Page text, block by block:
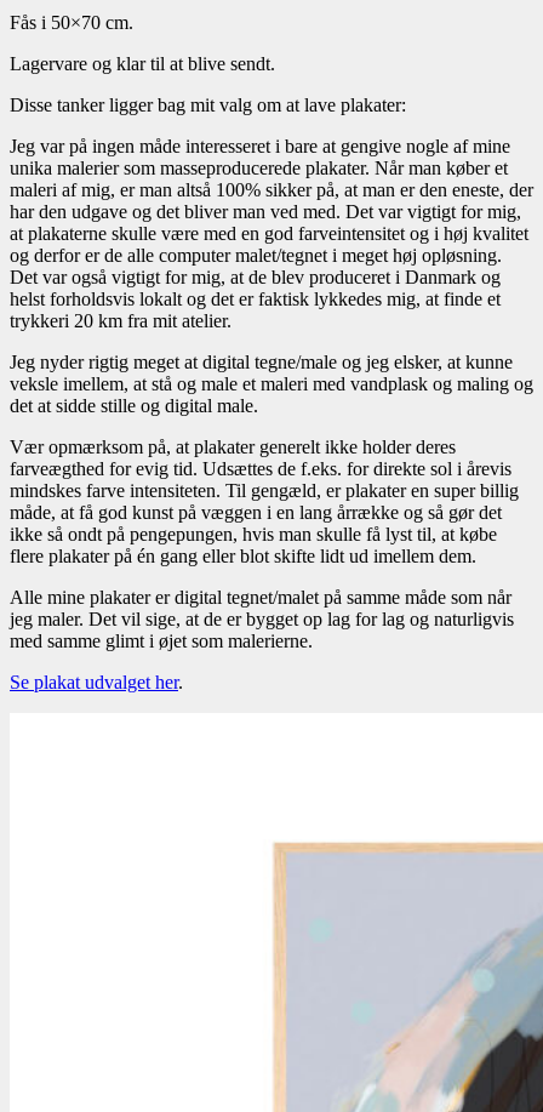
Fås i 50×70 cm.
Lagervare og klar til at blive sendt.
Disse tanker ligger bag mit valg om at lave plakater:
Jeg var på ingen måde interesseret i bare at gengive nogle af mine
unika malerier som masseproducerede plakater. Når man køber et
maleri af mig, er man altså 100% sikker på, at man er den eneste, der
har den udgave og det bliver man ved med. Det var vigtigt for mig,
at plakaterne skulle være med en god farveintensitet og i høj kvalitet
og derfor er de alle computer malet/tegnet i meget høj opløsning.
Det var også vigtigt for mig, at de blev produceret i Danmark og
helst forholdsvis lokalt og det er faktisk lykkedes mig, at finde et
trykkeri 20 km fra mit atelier.
Jeg nyder rigtig meget at digital tegne/male og jeg elsker, at kunne
veksle imellem, at stå og male et maleri med vandplask og maling og
det at sidde stille og digital male.
Vær opmærksom på, at plakater generelt ikke holder deres
farveægthed for evig tid. Udsættes de f.eks. for direkte sol i årevis
mindskes farve intensiteten. Til gengæld, er plakater en super billig
måde, at få god kunst på væggen i en lang årrække og så gør det
ikke så ondt på pengepungen, hvis man skulle få lyst til, at købe
flere plakater på én gang eller blot skifte lidt ud imellem dem.
Alle mine plakater er digital tegnet/malet på samme måde som når
jeg maler. Det vil sige, at de er bygget op lag for lag og naturligvis
med samme glimt i øjet som malerierne.
Se plakat udvalget her.